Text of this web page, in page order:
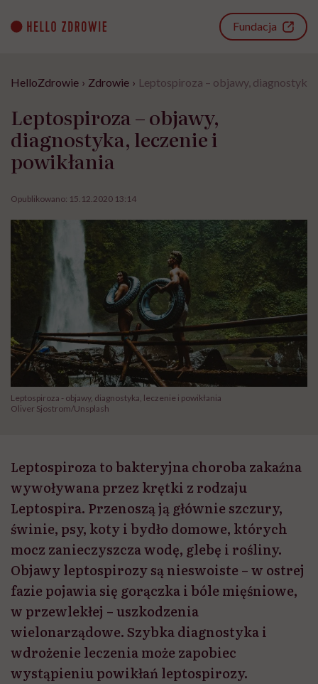
content
Fundacja
HelloZdrowie › Zdrowie › Leptospiroza – objawy, diagnostyka,
Leptospiroza – objawy,
diagnostyka, leczenie i
powikłania
Opublikowano: 15.12.2020 13:14
Leptospiroza - objawy, diagnostyka, leczenie i powikłania
Oliver Sjostrom/Unsplash
Leptospiroza to bakteryjna choroba zakaźna
wywoływana przez krętki z rodzaju
Leptospira. Przenoszą ją głównie szczury,
świnie, psy, koty i bydło domowe, których
mocz zanieczyszcza wodę, glebę i rośliny.
Objawy leptospirozy są nieswoiste – w ostrej
fazie pojawia się gorączka i bóle mięśniowe,
w przewlekłej – uszkodzenia
wielonarządowe. Szybka diagnostyka i
wdrożenie leczenia może zapobiec
wystąpieniu powikłań leptospirozy.